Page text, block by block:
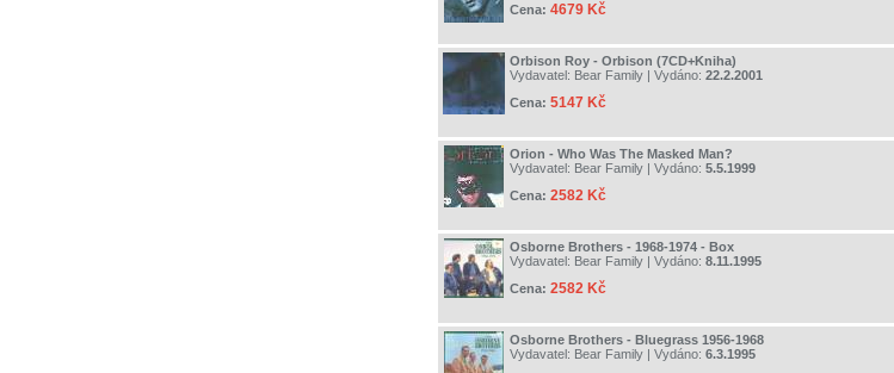
Cena: 4679 Kč
Orbison Roy - Orbison (7CD+Kniha)
Vydavatel: Bear Family | Vydáno: 22.2.2001
Cena: 5147 Kč
Orion - Who Was The Masked Man?
Vydavatel: Bear Family | Vydáno: 5.5.1999
Cena: 2582 Kč
Osborne Brothers - 1968-1974 - Box
Vydavatel: Bear Family | Vydáno: 8.11.1995
Cena: 2582 Kč
Osborne Brothers - Bluegrass 1956-1968
Vydavatel: Bear Family | Vydáno: 6.3.1995